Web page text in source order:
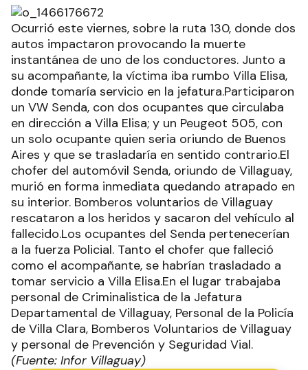
Ocurrió este viernes, sobre la ruta 130, donde dos
autos impactaron provocando la muerte
instantánea de uno de los conductores. Junto a
su acompañante, la víctima iba rumbo Villa Elisa,
donde tomaría servicio en la jefatura.Participaron
un VW Senda, con dos ocupantes que circulaba
en dirección a Villa Elisa; y un Peugeot 505, con
un solo ocupante quien seria oriundo de Buenos
Aires y que se trasladaría en sentido contrario.El
chofer del automóvil Senda, oriundo de Villaguay,
murió en forma inmediata quedando atrapado en
su interior. Bomberos voluntarios de Villaguay
rescataron a los heridos y sacaron del vehículo al
fallecido.Los ocupantes del Senda pertenecerían
a la fuerza Policial. Tanto el chofer que falleció
como el acompañante, se habrían trasladado a
tomar servicio a Villa Elisa.En el lugar trabajaba
personal de Criminalistica de la Jefatura
Departamental de Villaguay, Personal de la Policía
de Villa Clara, Bomberos Voluntarios de Villaguay
y personal de Prevención y Seguridad Vial.
(Fuente: Infor Villaguay)